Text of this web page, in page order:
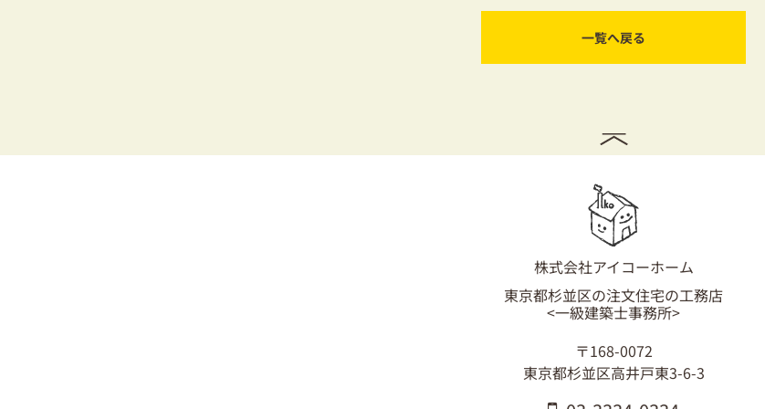
一覧へ戻る
株式会社アイコーホーム
東京都杉並区の注文住宅の工務店
<一級建築士事務所>
〒168-0072
東京都杉並区高井戸東3-6-3